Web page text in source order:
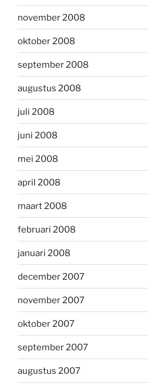
november 2008
oktober 2008
september 2008
augustus 2008
juli 2008
juni 2008
mei 2008
april 2008
maart 2008
februari 2008
januari 2008
december 2007
november 2007
oktober 2007
september 2007
augustus 2007